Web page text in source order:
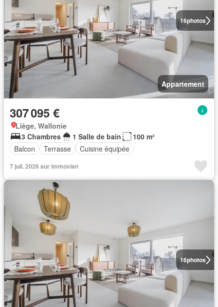
16photos
Appartement
307 095 €
Liège, Wallonie
3 Chambres
1 Salle de bain
100 m²
Balcon
Terrasse Cuisine équipée
7 juil. 2026 sur immovlan
16photos